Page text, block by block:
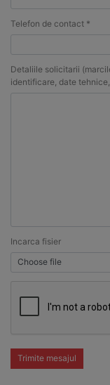
Telefon de contact *
Detaliile solicitarii
identificare, date
Incarca fisier
Choose file
Trimite mesajul